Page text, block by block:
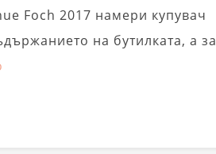
Foch 2017 намери купувач
на бутилката, а за